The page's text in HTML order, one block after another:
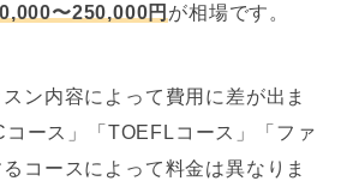
〜250,000円 が相場です。
ン内容によって費用に差が出ま
ース」「TOEFLコース」「ファ
コースによって料金は異なりま